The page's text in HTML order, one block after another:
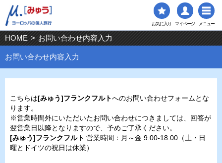
お気に入り マイページ メニュー
HOME > お問い合わせ内容入力
お問い合わせ内容入力
こちらは[みゅう]フランクフルトへのお問い合わせフォームとな
ります。
※営業時間外にいただいたお問い合わせにつきましては、回答が
翌営業日以降となりますので、予めご了承ください。
[みゅう]フランクフルト 営業時間：月～金 9:00-18:00（土・日
曜とドイツの祝日は休業）